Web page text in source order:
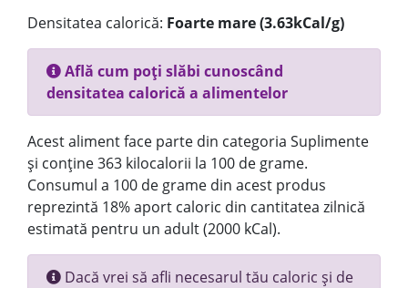
Densitatea calorică: Foarte mare (3.63kCal/g)
Află cum poți slăbi cunoscând
densitatea calorică a alimentelor
Acest aliment face parte din categoria Suplimente
și conține 363 kilocalorii la 100 de grame.
Consumul a 100 de grame din acest produs
reprezintă 18% aport caloric din cantitatea zilnică
estimată pentru un adult (2000 kCal).
Dacă vrei să afli necesarul tău caloric și de